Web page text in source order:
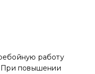
работу
При повышении